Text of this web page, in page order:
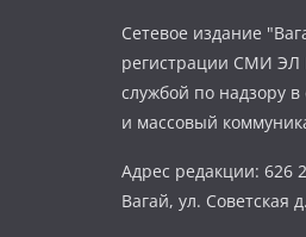
Сетевое издание
регистрации СМИ
службой по надзору
и массовый
Адрес редакции: 626
Вагай, ул. Советская